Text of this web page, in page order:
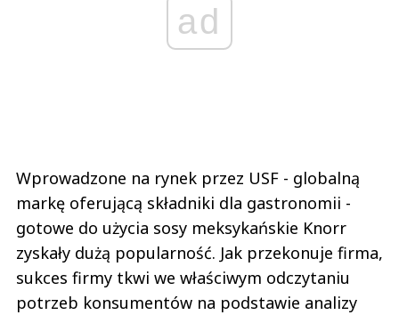
ad
Wprowadzone na rynek przez USF - globalną
markę oferującą składniki dla gastronomii -
gotowe do użycia sosy meksykańskie Knorr
zyskały dużą popularność. Jak przekonuje firma,
sukces firmy tkwi we właściwym odczytaniu
potrzeb konsumentów na podstawie analizy